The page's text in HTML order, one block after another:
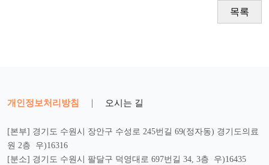
목록
개인정보처리방침 | 오시는 길
[본부] 경기도 수원시 장안구 수성로 245번길 69(정자동) 경기도의료
원 2층 우)16316
[분소] 경기도 수원시 팔달구 덕영대로 697번길 34, 3층 우)16435